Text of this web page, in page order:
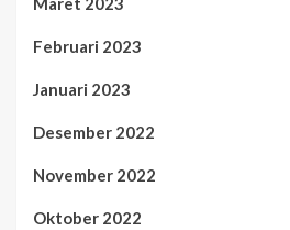
Februari 2023
Januari 2023
Desember 2022
November 2022
Oktober 2022